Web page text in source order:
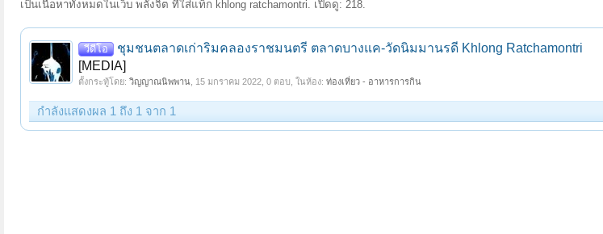
เป็นเนื้อหาทั้งหมดในเว็บ พลังจิต ที่ใส่แท็ก khlong ratchamontri. เปิดดู: 218.
วีดีโอ
ชุมชนตลาดเก่าริมคลองราชมนตรี ตลาดบางแค-วัดนิมมานรดี Khlong Ratchamontri
[MEDIA]
ตั้งกระทู้โดย: วิญญาณนิพพาน 15 มกราคม 2022 , 0 ตอบ, ในห้อง: ท่องเที่ยว - อาหารการกิน
กำลังแสดงผล 1 ถึง 1 จาก 1